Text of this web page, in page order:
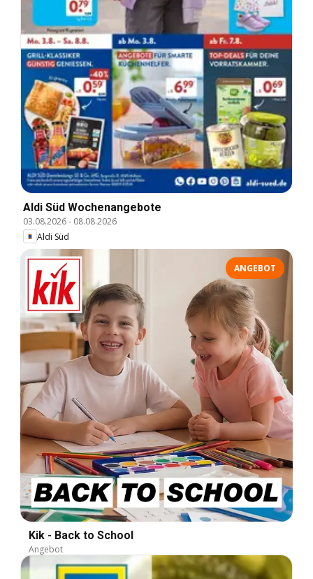
Aldi Süd Wochenangebote
03.08.2026- 08.08.2026
Aldi Süd
ANGEBOT
Kik - Back to School
Angebot